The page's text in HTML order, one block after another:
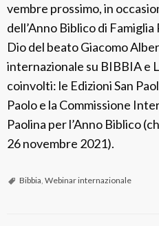
vembre prossimo, in
dell’Anno Biblico di
Dio del beato Giacomo
internazionale su BIBBIA e
coinvolti: le Edizioni San
Paolo e la Commissione
Paolina per l’Anno Biblico
26 novembre 2021).
Bibbia, Webinar internazionale